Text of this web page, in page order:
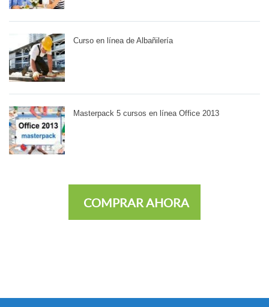
Curso en línea de Albañilería
Masterpack 5 cursos en línea Office 2013
COMPRAR AHORA